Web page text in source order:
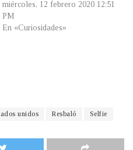
miércoles, 12 febrero 2020 12:51
PM
En «Curiosidades»
unidos Resbaló Selfie